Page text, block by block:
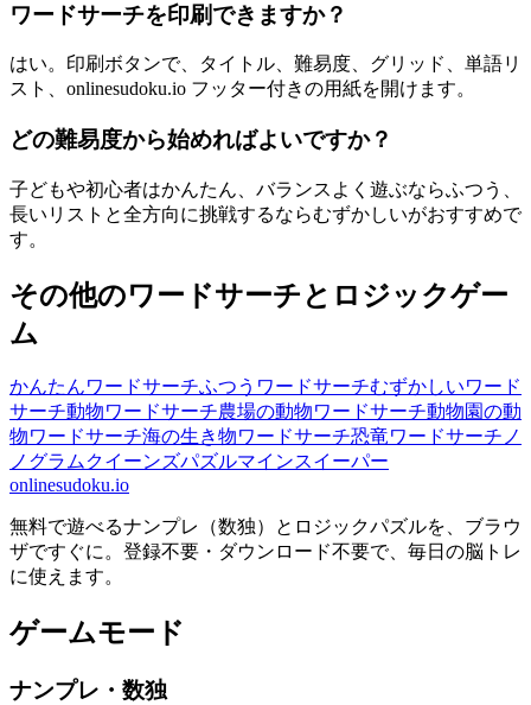
ワードサーチを印刷できますか？
はい。印刷ボタンで、タイトル、難易度、グリッド、単語リ
スト、onlinesudoku.io フッター付きの用紙を開けます。
どの難易度から始めればよいですか？
子どもや初心者はかんたん、バランスよく遊ぶならふつう、
長いリストと全方向に挑戦するならむずかしいがおすすめで
す。
その他のワードサーチとロジックゲー
ム
かんたんワードサーチふつうワードサーチむずかしいワード
サーチ動物ワードサーチ農場の動物ワードサーチ動物園の動
物ワードサーチ海の生き物ワードサーチ恐竜ワードサーチ ノ
ノグラムクイーンズパズルマインスイーパー
onlinesudoku.io
無料で遊べるナンプレ（数独）とロジックパズルを、ブラウ
ザですぐに。登録不要・ダウンロード不要で、毎日の脳トレ
に使えます。
ゲームモード
ナンプレ・数独